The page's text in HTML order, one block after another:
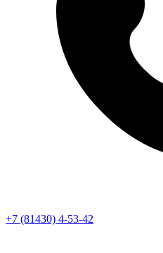
+7 (81430) 4-53-42